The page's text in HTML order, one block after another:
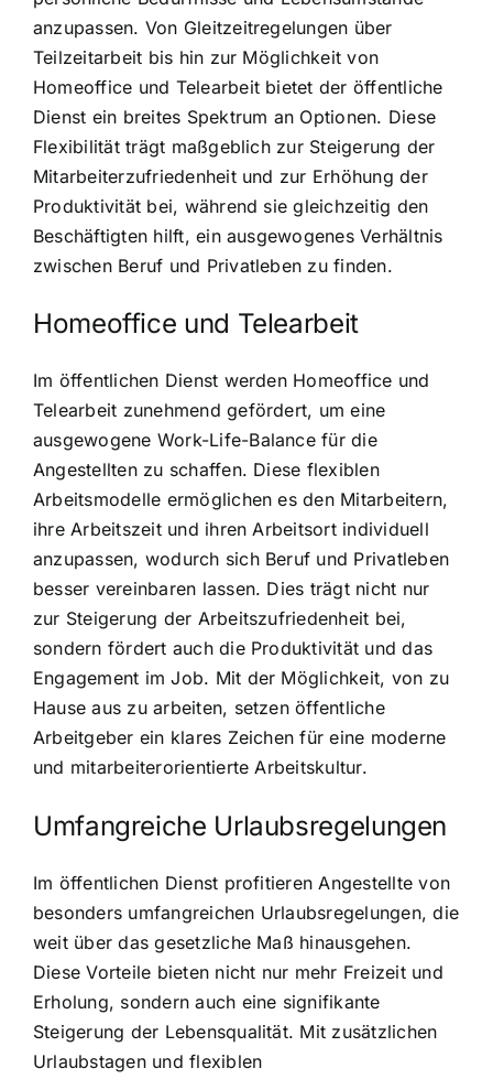
anzupassen. Von Gleitzeitregelungen über
Teilzeitarbeit bis hin zur Möglichkeit von
Homeoffice und Telearbeit bietet der öffentliche
Dienst ein breites Spektrum an Optionen. Diese
Flexibilität trägt maßgeblich zur Steigerung der
Mitarbeiterzufriedenheit und zur Erhöhung der
Produktivität bei, während sie gleichzeitig den
Beschäftigten hilft, ein ausgewogenes Verhältnis
zwischen Beruf und Privatleben zu finden.
Homeoffice und Telearbeit
Im öffentlichen Dienst werden Homeoffice und
Telearbeit zunehmend gefördert, um eine
ausgewogene Work-Life-Balance für die
Angestellten zu schaffen. Diese flexiblen
Arbeitsmodelle ermöglichen es den Mitarbeitern,
ihre Arbeitszeit und ihren Arbeitsort individuell
anzupassen, wodurch sich Beruf und Privatleben
besser vereinbaren lassen. Dies trägt nicht nur
zur Steigerung der Arbeitszufriedenheit bei,
sondern fördert auch die Produktivität und das
Engagement im Job. Mit der Möglichkeit, von zu
Hause aus zu arbeiten, setzen öffentliche
Arbeitgeber ein klares Zeichen für eine moderne
und mitarbeiterorientierte Arbeitskultur.
Umfangreiche Urlaubsregelungen
Im öffentlichen Dienst profitieren Angestellte von
besonders umfangreichen Urlaubsregelungen, die
weit über das gesetzliche Maß hinausgehen.
Diese Vorteile bieten nicht nur mehr Freizeit und
Erholung, sondern auch eine signifikante
Steigerung der Lebensqualität. Mit zusätzlichen
Urlaubstagen und flexiblen